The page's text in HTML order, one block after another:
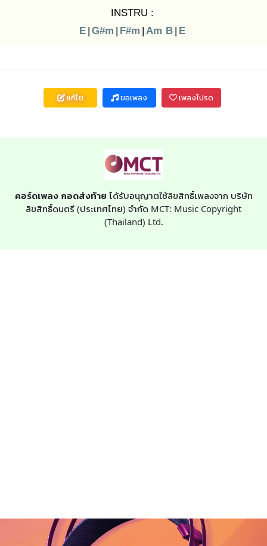
INSTRU :
E | G#m | F#m | Am B | E
แก้ไข ขอเพลง เพลงโปรด
คอร์ดเพลง กอดส่งท้าย ได้รับอนุญาตใช้ลิขสิทธิ์เพลงจาก บริษัท
ลิขสิทธิ์ดนตรี (ประเทศไทย) จำกัด MCT: Music Copyright
(Thailand) Ltd.